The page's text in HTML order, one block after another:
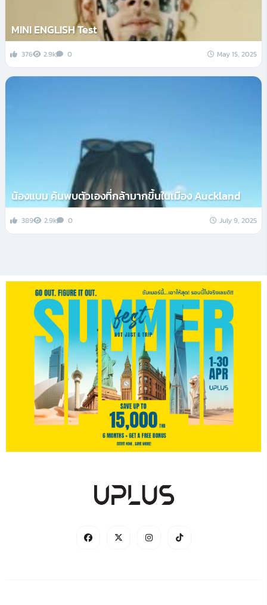
MINI ENGLISH Test
376 2.9k 0 May 15, 2025
น้องแบม ค้นพบตัวเองที่กล้ามากขึ้นในเมือง Auckland
389 2.9k 0 July 9, 2025